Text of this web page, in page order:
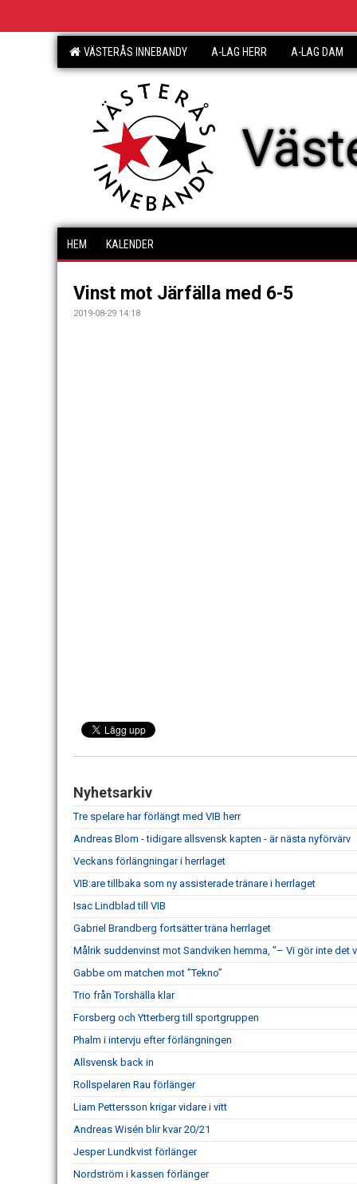
VÄSTERÅS INNEBANDY A-LAG HERR A-LAG DAM
HEM KALENDER
Vinst mot Järfälla med 6-5
2019-08-29 14:18
Nyhetsarkiv
Tre spelare har förlängt med VIB herr
Andreas Blom - tidigare allsvensk kapten - är nästa nyförvärv
Veckans förlängningar i herrlaget
VIB:are tillbaka som ny assisterade tränare i herrlaget
Isac Lindblad till VIB
Gabriel Brandberg fortsätter träna herrlaget
Målrik suddenvinst mot Sandviken hemma, "– Vi gör inte det
Gabbe om matchen mot ”Tekno”
Trio från Torshälla klar
Forsberg och Ytterberg till sportgruppen
Phalm i intervju efter förlängningen
Allsvensk back in
Rollspelaren Rau förlänger
Liam Pettersson krigar vidare i vitt
Andreas Wisén blir kvar 20/21
Jesper Lundkvist förlänger
Nordström i kassen förlänger